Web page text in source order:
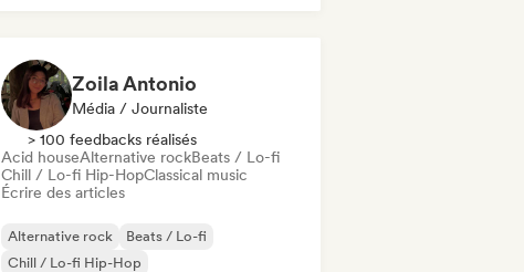
Zoila Antonio
Média / Journaliste
> 100 feedbacks réalisés
Acid houseAlternative rockBeats / Lo-fi
Chill / Lo-fi Hip-HopClassical music
Écrire des articles
Alternative rock
Beats / Lo-fi
Chill / Lo-fi Hip-Hop